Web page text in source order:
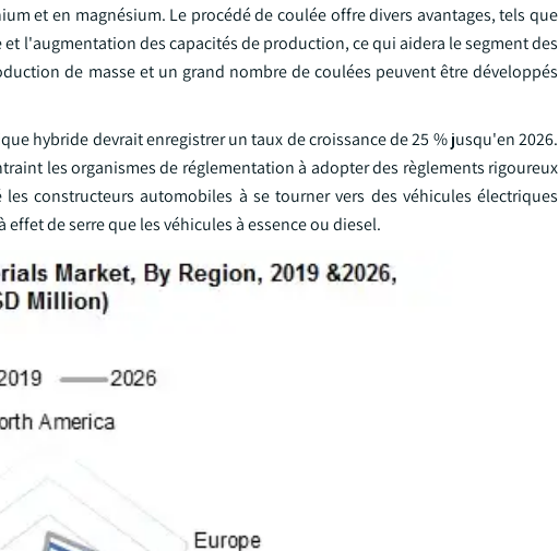
et en magnésium. Le procédé de coulée offre divers avantages, tels que
l'augmentation des capacités de production, ce qui aidera le segment des
de masse et un grand nombre de coulées peuvent être développés
hybride devrait enregistrer un taux de croissance de 25 % jusqu'en 2026.
les organismes de réglementation à adopter des règlements rigoureux
constructeurs automobiles à se tourner vers des véhicules électriques
de serre que les véhicules à essence ou diesel.